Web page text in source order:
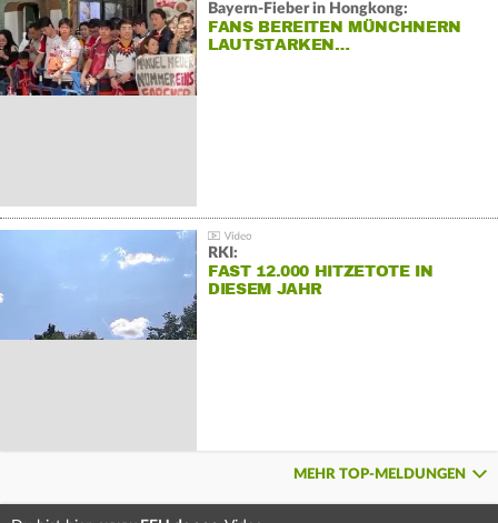
Bayern-Fieber in Hongkong:
FANS BEREITEN MÜNCHNERN
LAUTSTARKEN…
RKI:
FAST 12.000 HITZETOTE IN
DIESEM JAHR
MEHR TOP-MELDUNGEN